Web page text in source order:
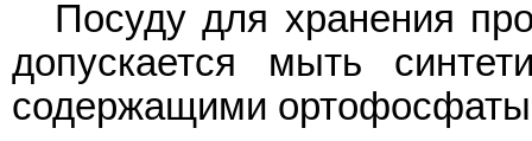
Посуду для хранения
допускается мыть
содержащими